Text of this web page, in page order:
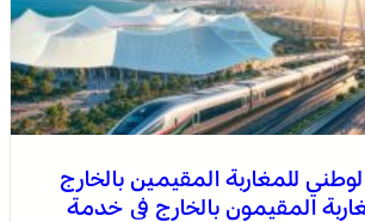
الوطني للمغاربة المقيمين بالخارج
المقيمون بالخارج في خدمة